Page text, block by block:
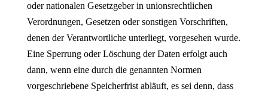
oder nationalen Gesetzgeber in unionsrechtlichen
Verordnungen, Gesetzen oder sonstigen Vorschriften,
denen der Verantwortliche unterliegt, vorgesehen wurde.
Eine Sperrung oder Löschung der Daten erfolgt auch
dann, wenn eine durch die genannten Normen
vorgeschriebene Speicherfrist abläuft, es sei denn, dass